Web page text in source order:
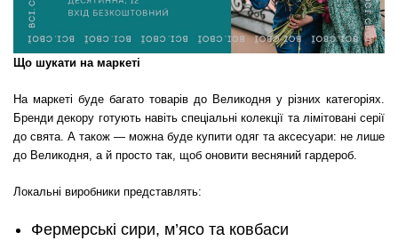
Що шукати на маркеті
На маркеті буде багато товарів до Великодня у різних категоріях.
Бренди декору готують навіть спеціальні колекції та лімітовані серії
до свята. А також — можна буде купити одяг та аксесуари: не лише
до Великодня, а й просто так, щоб оновити весняний гардероб.
Локальні виробники представлять:
Фермерські сири, м’ясо та ковбаси